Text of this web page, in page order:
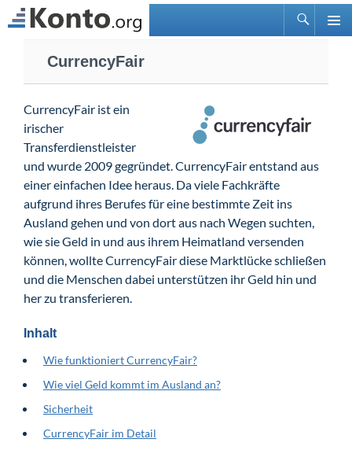
Suchen
springen
CurrencyFair
CurrencyFair ist ein
irischer
Transferdienstleister
und wurde 2009 gegründet. CurrencyFair entstand aus
einer einfachen Idee heraus. Da viele Fachkräfte
aufgrund ihres Berufes für eine bestimmte Zeit ins
Ausland gehen und von dort aus nach Wegen suchten,
wie sie Geld in und aus ihrem Heimatland versenden
können, wollte CurrencyFair diese Marktlücke schließen
und die Menschen dabei unterstützen ihr Geld hin und
her zu transferieren.
Inhalt
Wie funktioniert CurrencyFair?
Wie viel Geld kommt im Ausland an?
Sicherheit
CurrencyFair im Detail